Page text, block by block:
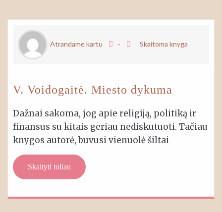
Atrandame kartu - Skaitoma knyga
V. Voidogaitė. Miesto dykuma
Dažnai sakoma, jog apie religiją, politiką ir
finansus su kitais geriau nediskutuoti. Tačiau
knygos autorė, buvusi vienuolė šiltai
Skaityti toliau